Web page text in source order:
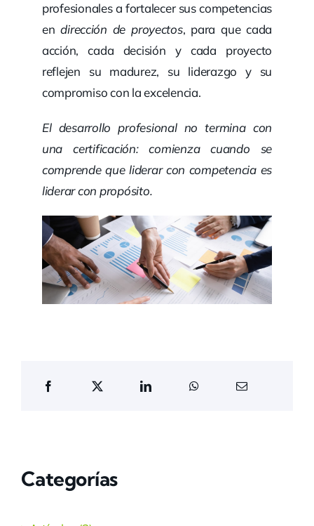
profesionales a fortalecer sus competencias
endirección de proyectos, para que cada
acción, cada decisión y cada proyecto
reflejen su madurez, su liderazgo y su
compromiso con la excelencia.
El desarrollo profesional no termina con
una certificación: comienza cuando se
comprende que liderar con competencia es
liderar con propósito.
Categorías